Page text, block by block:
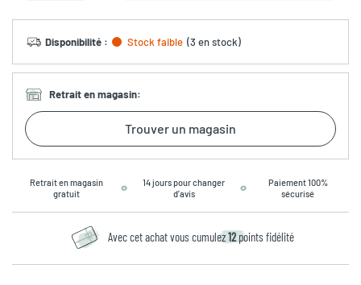
Disponibilité : Stock faible (3 en stock)
Retrait en magasin:
Trouver un magasin
Retrait en magasin
gratuit
14 jours pour changer
d’avis
Paiement 100%
sécurisé
Avec cet achat vous cumulez12 points fidélité